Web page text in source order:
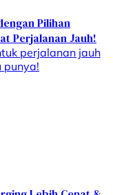
Pilihan
Perjalanan Jauh!
perjalanan jauh
punya!